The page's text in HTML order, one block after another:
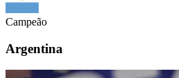
Campeão
Argentina